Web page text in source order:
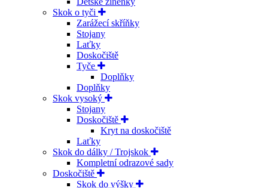
Skok o tyči
Zarážecí skříňky
Stojany
Laťky
Doskočiště
Tyče
Doplňky
Doplňky
Skok vysoký
Stojany
Doskočiště
Kryt na doskočiště
Laťky
Skok do dálky / Trojskok
Kompletní odrazové sady
Doskočiště
Skok do výšky